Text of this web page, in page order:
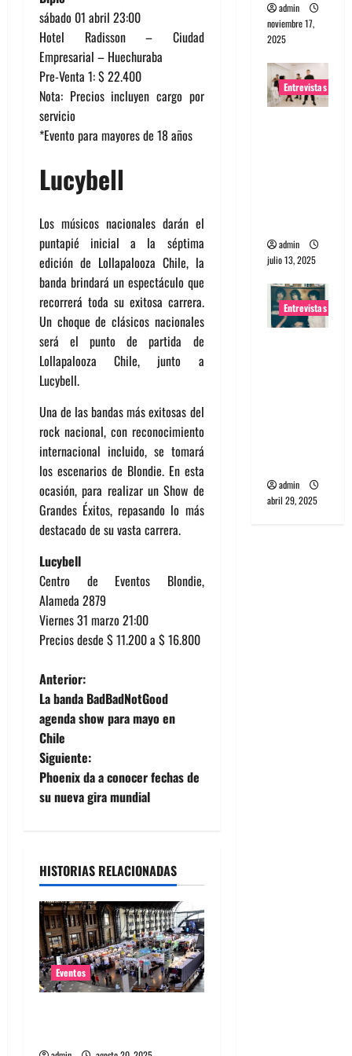
sábado 01 abril 23:00
Hotel Radisson – Ciudad
Empresarial – Huechuraba
Pre-Venta 1: $ 22.400
Nota: Precios incluyen cargo por
servicio
*Evento para mayores de 18 años
Lucybell
Los músicos nacionales darán el
puntapié inicial a la séptima
edición de Lollapalooza Chile, la
banda brindará un espectáculo que
recorrerá toda su exitosa carrera.
Un choque de clásicos nacionales
será el punto de partida de
Lollapalooza Chile, junto a
Lucybell.
Una de las bandas más exitosas del
rock nacional, con reconocimiento
internacional incluido, se tomará
los escenarios de Blondie. En esta
ocasión, para realizar un Show de
Grandes Éxitos, repasando lo más
destacado de su vasta carrera.
Lucybell
Centro de Eventos Blondie,
Alameda 2879
Viernes 31 marzo 21:00
Precios desde $ 11.200 a $ 16.800
N
a
v
e
c
i
ó
n
e
Anterior:
La banda BadBadNotGood
agenda show para mayo en
Chile
Siguiente:
Phoenix da a conocer fechas de
su nueva gira mundial
HISTORIAS RELACIONADAS
Eventos
admin
noviembre 17,
2025
Entrevistas
admin
julio 13, 2025
Entrevistas
admin
abril 29, 2025